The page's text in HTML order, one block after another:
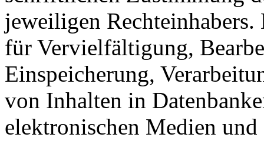
jeweiligen
für Vervielfältigung,
Einspeicherung,
von Inhalten in
elektronischen Medien